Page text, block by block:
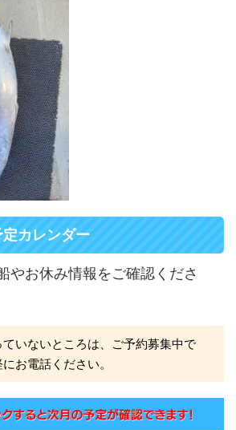
カレンダー
やお休み情報をご確認くださ
いないところは、ご予約募集中で
お電話ください。